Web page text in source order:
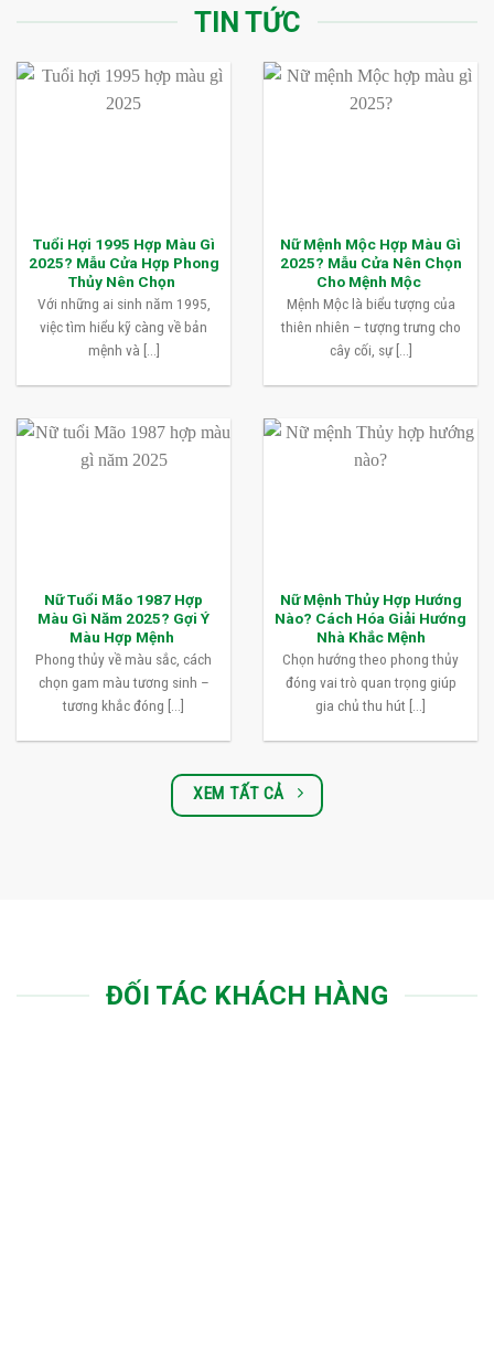
TIN TỨC
Tuổi Hợi 1995 Hợp Màu Gì
2025? Mẫu Cửa Hợp Phong
Thủy Nên Chọn
Với những ai sinh năm 1995,
việc tìm hiểu kỹ càng về bản
mệnh và [...]
Nữ Mệnh Mộc Hợp Màu Gì
2025? Mẫu Cửa Nên Chọn
Cho Mệnh Mộc
Mệnh Mộc là biểu tượng của
thiên nhiên – tượng trưng cho
cây cối, sự [...]
Nữ Tuổi Mão 1987 Hợp
Màu Gì Năm 2025? Gợi Ý
Màu Hợp Mệnh
Phong thủy về màu sắc, cách
chọn gam màu tương sinh –
tương khắc đóng [...]
Nữ Mệnh Thủy Hợp Hướng
Nào? Cách Hóa Giải Hướng
Nhà Khắc Mệnh
Chọn hướng theo phong thủy
đóng vai trò quan trọng giúp
gia chủ thu hút [...]
XEM TẤT CẢ
ĐỐI TÁC KHÁCH HÀNG